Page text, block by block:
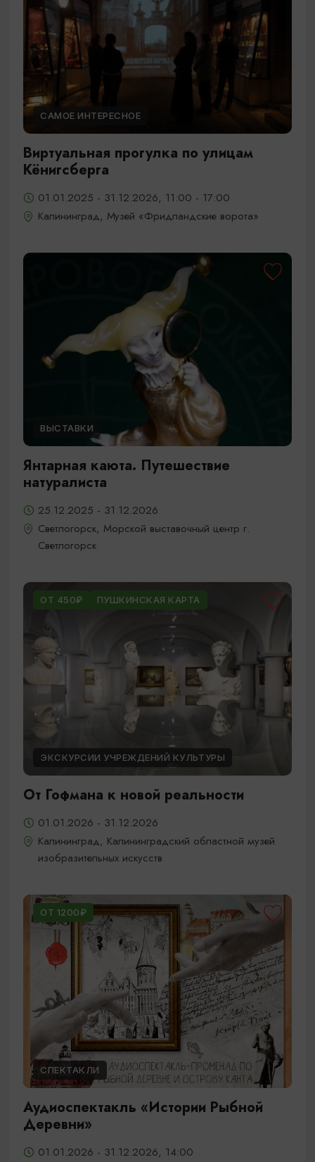
САМОЕ ИНТЕРЕСНОЕ
Виртуальная прогулка по улицам
Кёнигсберга
01.01.2025 - 31.12.2026, 11:00 - 17:00
Калининград, Музей «Фридландские ворота»
ВЫСТАВКИ
Янтарная каюта. Путешествие
натуралиста
25.12.2025 - 31.12.2026
Светлогорск, Морской выставочный центр г.
Светлогорск
ОТ 450₽ ПУШКИНСКАЯ КАРТА
ЭКСКУРСИИ УЧРЕЖДЕНИЙ КУЛЬТУРЫ
От Гофмана к новой реальности
01.01.2026 - 31.12.2026
Калининград, Калининградский областной музей
изобразительных искусств
ОТ 1200₽
СПЕКТАКЛИ
Аудиоспектакль «Истории Рыбной
Деревни»
01.01.2026 - 31.12.2026, 14:00